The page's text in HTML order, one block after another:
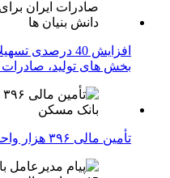
افزایش 40
بخش های تولید، صادرات
تأمین مالی ۳۹۶ هزار واحد نهضت ملی توسط بانک مسکن